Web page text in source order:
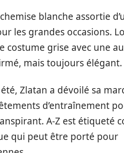
blanche assortie
les grandes occasions.
costume grise avec une
mais toujours élégant.
Zlatan a dévoilé sa
d’entraînement
A-Z est étiqueté
qui peut être porté pour